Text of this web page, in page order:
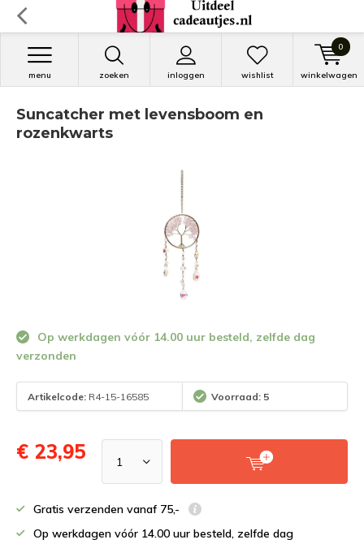
zoeken inloggen
menu wishlist winkelwagen
0
Suncatcher met levensboom en
rozenkwarts
Op werkdagen vóór 14.00 uur besteld, zelfde dag
verzonden
Artikelcode: R4-15-16585 Voorraad: 5
€ 23,95
Gratis verzenden vanaf 75,-
Op werkdagen vóór 14.00 uur besteld, zelfde dag